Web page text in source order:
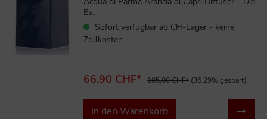
Es...
Sofort verfügbar ab CH-Lager - keine
Zollkosten
66,90 CHF* 105,00 CHF* (36.29% gespart)
In den Warenkorb